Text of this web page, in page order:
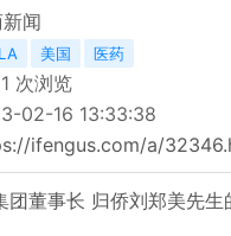
闻
美国 医药
次浏览
02-16 13:33:38
ifengus.com/a/
团董事长 归侨刘郑美先生